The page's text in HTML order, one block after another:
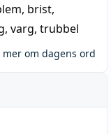
, brist,
, varg, trubbel
mer om dagens ord